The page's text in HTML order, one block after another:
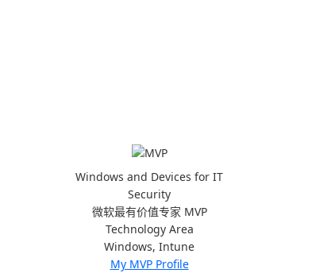
Windows and Devices for IT
Security
微软最有价值专家 MVP
Technology Area
Windows, Intune
My MVP Profile